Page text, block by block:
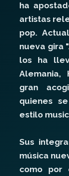
ha
artistas
pop.
nueva gira
los ha
Alemania,
gran
quienes
estilo
Sus
música
como por